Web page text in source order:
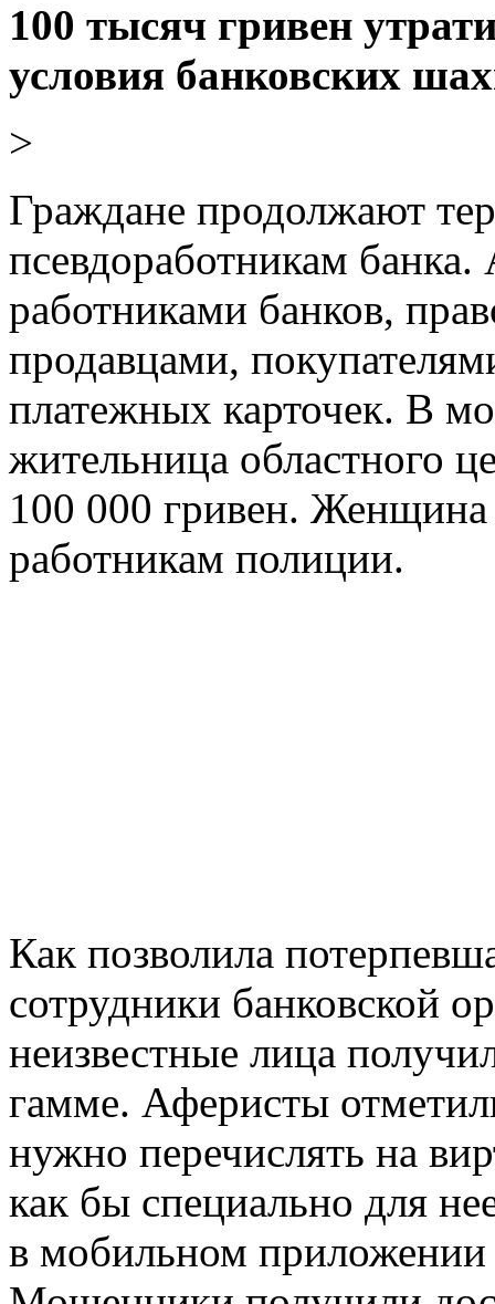
100 тысяч гривен
условия банковских
>
Граждане продолжают
псевдоработникам
работниками банков,
продавцами,
платежных карточек. В
жительница областного
100 000 гривен.
работникам полиции.
Как позволила
сотрудники банковской
неизвестные лица
гамме. Аферисты
нужно перечислять на
как бы специально для
в мобильном приложении